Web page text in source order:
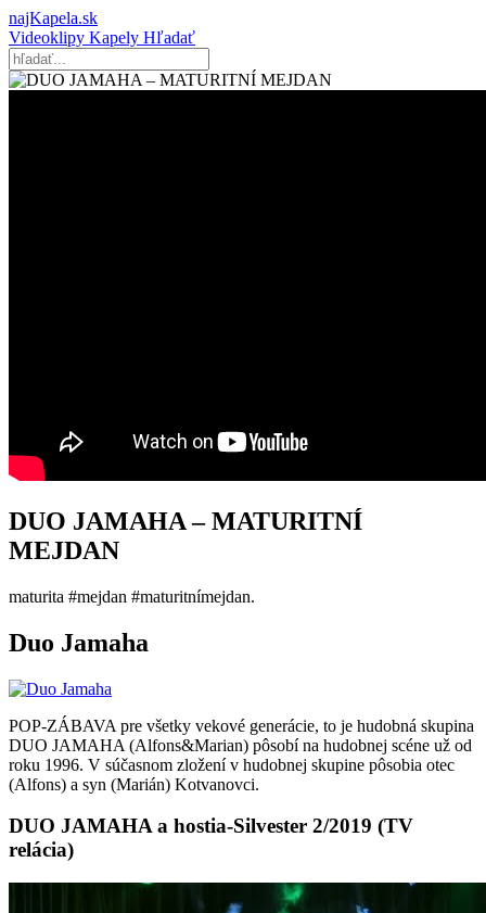
najKapela.sk
Videoklipy Kapely Hľadať
DUO JAMAHA – MATURITNÍ
MEJDAN
maturita #mejdan #maturitnímejdan.
Duo Jamaha
POP-ZÁBAVA pre všetky vekové generácie, to je hudobná skupina
DUO JAMAHA (Alfons&Marian) pôsobí na hudobnej scéne už od
roku 1996. V súčasnom zložení v hudobnej skupine pôsobia otec
(Alfons) a syn (Marián) Kotvanovci.
DUO JAMAHA a hostia-Silvester 2/2019 (TV
relácia)